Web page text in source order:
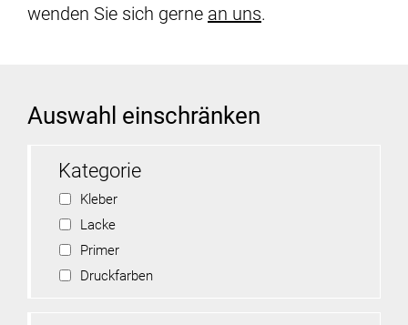
wenden Sie sich gerne an uns.
Auswahl einschränken
Kategorie
Kleber
Lacke
Primer
Druckfarben